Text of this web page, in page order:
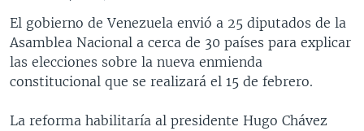
navegador
principal
Salte
VOA VERIFICA INMIGRACIÓN
VOA VERIFICA AMÉRICA LATINA
ARGENTINA
BOLIVIA
COLOMBIA
CHILE
CHINA EN AMÉRICA LATINA
CENTROAMÉRICA
COSTA RICA
EL SALVADOR
OTRAS SECCIONES
INMIGRACIÓN
ESPECIALES DE LA VOA
El gobierno de Venezuela envió a 25 diputados de la
Asamblea Nacional a cerca de 30 países para explicar
las elecciones sobre la nueva enmienda
constitucional que se realizará el 15 de febrero.
La reforma habilitaría al presidente Hugo Chávez